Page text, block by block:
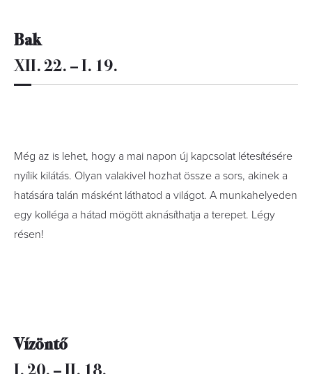
Bak
XII. 22. – I. 19.
Még az is lehet, hogy a mai napon új kapcsolat létesítésére
nyílik kilátás. Olyan valakivel hozhat össze a sors, akinek a
hatására talán másként láthatod a világot. A munkahelyeden
egy kolléga a hátad mögött aknásíthatja a terepet. Légy
résen!
Vízöntő
I. 20. – II. 18.